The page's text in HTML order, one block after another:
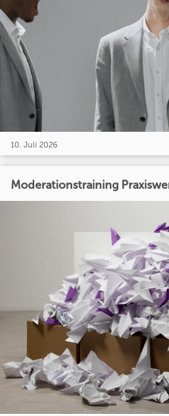
10. Juli 2026
Moderationstraining